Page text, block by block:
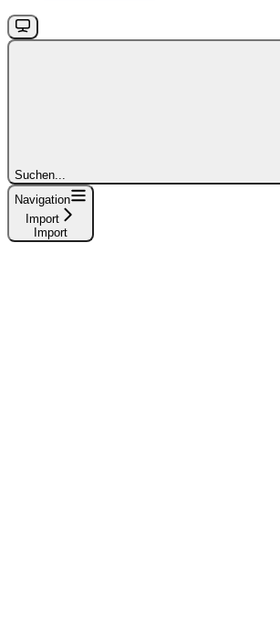
Suchen...
Navigation
Import
Import